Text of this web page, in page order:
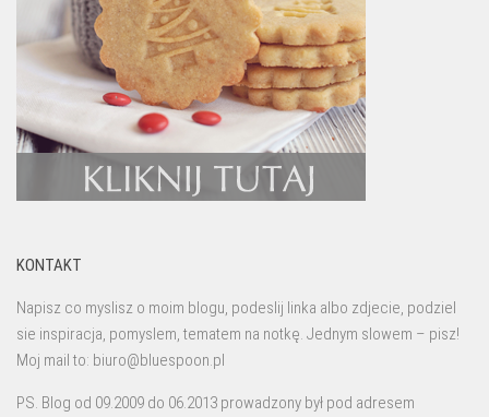
KONTAKT
Napisz co myslisz o moim blogu, podeslij linka albo zdjecie, podziel
sie inspiracja, pomyslem, tematem na notkę. Jednym slowem – pisz!
Moj mail to: biuro@bluespoon.pl
PS. Blog od 09.2009 do 06.2013 prowadzony był pod adresem